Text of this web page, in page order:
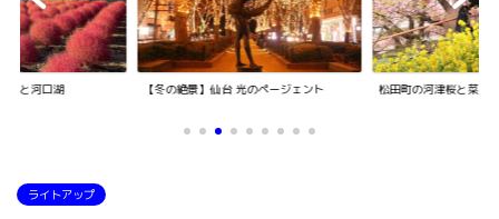
アと河口湖 【冬の絶景】仙台 光のページェント 松田町の河津桜と菜の
ライトアップ